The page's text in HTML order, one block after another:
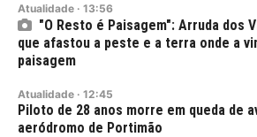
Atualidade · 13:56
"O Resto é Paisagem": Arruda dos
que afastou a peste e a terra onde a
paisagem
Atualidade · 12:45
Piloto de 28 anos morre em queda de
aeródromo de Portimão